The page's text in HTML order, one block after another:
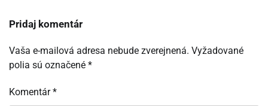
Pridaj komentár
Vaša e-mailová adresa nebude zverejnená. Vyžadované
polia sú označené *
Komentár*